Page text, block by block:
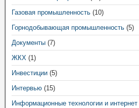
Газовая промышленность (10)
Горнодобывающая промышленность (5)
Документы (7)
ЖКХ (1)
Инвестиции (5)
Интервью (15)
Информационные технологии и интернет